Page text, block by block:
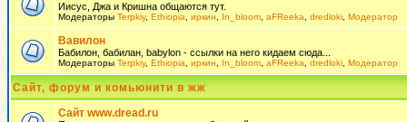
Иисус, Джа и Кришна общаются тут.
Модераторы Terpkiy, Ethiopia иркин In_bloom aFReeka dredloki Модератор
Вавилон
Бабилон, бабилан, babylon - ссылки на него кидаем сюда...
Модераторы Terpkiy, Ethiopia иркин In_bloom aFReeka dredloki Модератор
Сайт, форум и комьюнити в жж
Сайт www.dread.ru